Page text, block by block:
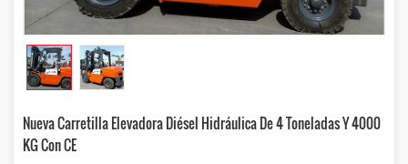
Nueva Carretilla Elevadora Diésel Hidráulica De 4 Toneladas Y 4000
KG Con CE